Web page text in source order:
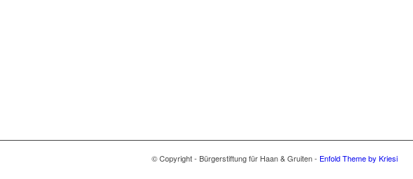
© Copyright - Bürgerstiftung für Haan & Gruiten - Enfold Theme by Kriesi